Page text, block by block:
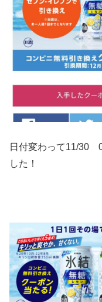
日付変わって11/30
した！